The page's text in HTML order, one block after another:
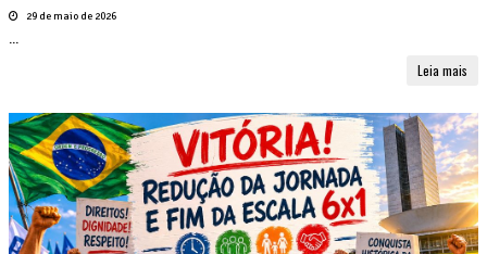
29 de maio de 2026
...
Leia mais